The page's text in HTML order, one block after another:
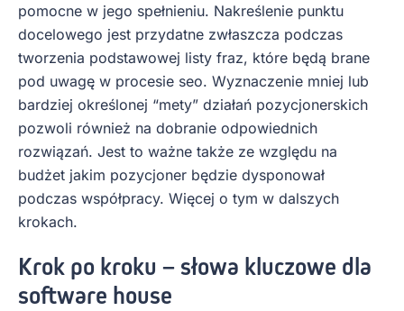
pomocne w jego spełnieniu. Nakreślenie punktu
docelowego jest przydatne zwłaszcza podczas
tworzenia podstawowej listy fraz, które będą brane
pod uwagę w procesie seo. Wyznaczenie mniej lub
bardziej określonej “mety” działań pozycjonerskich
pozwoli również na dobranie odpowiednich
rozwiązań. Jest to ważne także ze względu na
budżet jakim pozycjoner będzie dysponował
podczas współpracy. Więcej o tym w dalszych
krokach.
Krok po kroku – słowa kluczowe dla
software house